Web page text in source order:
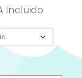
Incluido